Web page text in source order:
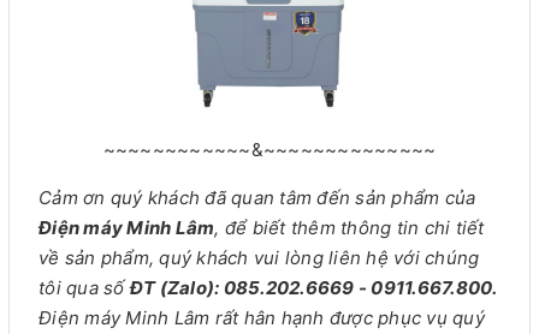
~~~~~~~~~~~~&~~~~~~~~~~~~~~
Cảm ơn quý khách đã quan tâm đến sản phẩm của
Điện máy Minh Lâm, để biết thêm thông tin chi tiết
về sản phẩm, quý khách vui lòng liên hệ với chúng
tôi qua sốĐT (Zalo): 085.202.6669 - 0911.667.800.
Điện máy Minh Lâm rất hân hạnh được phục vụ quý